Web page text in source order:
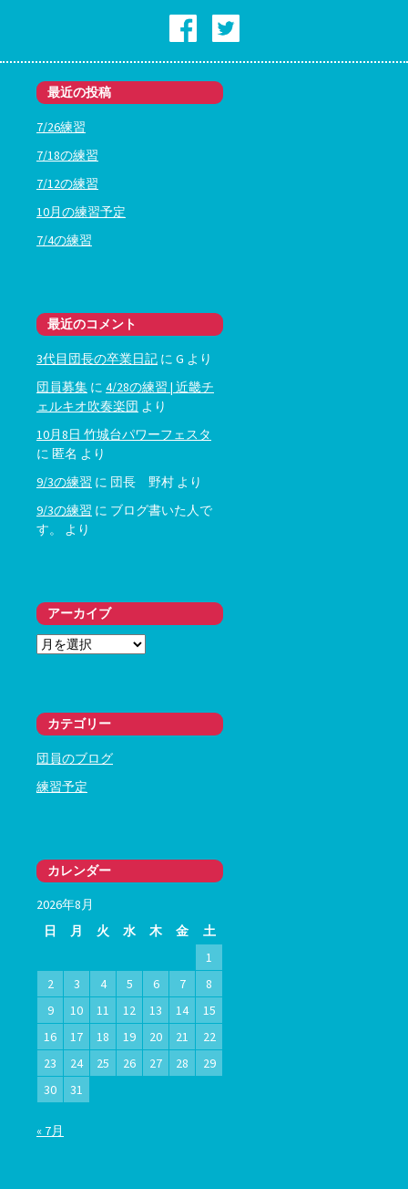
最近の投稿
7/26練習
7/18の練習
7/12の練習
10月の練習予定
7/4の練習
最近のコメント
3代目団長の卒業日記 に G より
団員募集 に 4/28の練習 | 近畿チ
ェルキオ吹奏楽団 より
10月8日 竹城台パワーフェスタ
に 匿名 より
9/3の練習 に 団長 野村 より
9/3の練習 に ブログ書いた人で
す。
より
アーカイブ
ア
ブ カテゴリー
団員のブログ
練習予定
カレンダー
2026年8月
日
月 火 水 木 金
土
1
2
3 4 5 6 7
8
9
10 11 12 13 14
15
16
17 18 19 20 21
22
23
24 25 26 27 28
29
30
31
« 7月